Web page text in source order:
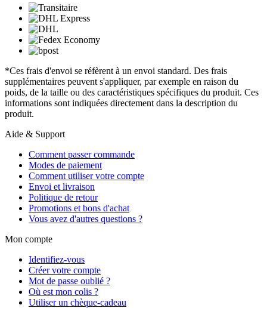
*Ces frais d'envoi se réfèrent à un envoi standard. Des frais
supplémentaires peuvent s'appliquer, par exemple en raison du
poids, de la taille ou des caractéristiques spécifiques du produit. Ces
informations sont indiquées directement dans la description du
produit.
Aide & Support
Comment passer commande
Modes de paiement
Comment utiliser votre compte
Envoi et livraison
Politique de retour
Promotions et bons d'achat
Vous avez d'autres questions ?
Mon compte
Identifiez-vous
Créer votre compte
Mot de passe oublié ?
Où est mon colis ?
Utiliser un chèque-cadeau